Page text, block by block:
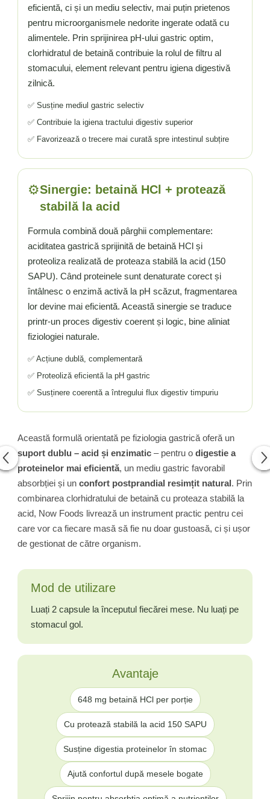
eficientă, ci și un mediu selectiv, mai puțin prietenos
pentru microorganismele nedorite ingerate odată cu
alimentele. Prin sprijinirea pH-ului gastric optim,
clorhidratul de betaină contribuie la rolul de filtru al
stomacului, element relevant pentru igiena digestivă
zilnică.
✅ Susține mediul gastric selectiv
✅ Contribuie la igiena tractului digestiv superior
✅ Favorizează o trecere mai curată spre intestinul subțire
⚙️Sinergie: betaină HCl + protează
stabilă la acid
Formula combină două pârghii complementare:
aciditatea gastrică sprijinită de betaină HCl și
proteoliza realizată de proteaza stabilă la acid (150
SAPU). Când proteinele sunt denaturate corect și
întâlnesc o enzimă activă la pH scăzut, fragmentarea
lor devine mai eficientă. Această sinergie se traduce
printr-un proces digestiv coerent și logic, bine aliniat
fiziologiei naturale.
✅ Acțiune dublă, complementară
✅ Proteoliză eficientă la pH gastric
✅ Susținere coerentă a întregului flux digestiv timpuriu
Această formulă orientată pe fiziologia gastrică oferă un
suport dublu – acid și enzimatic – pentru o digestie a
proteinelor mai eficientă, un mediu gastric favorabil
absorbției și un confort postprandial resimțit natural. Prin
combinarea clorhidratului de betaină cu proteaza stabilă la
acid, Now Foods livrează un instrument practic pentru cei
care vor ca fiecare masă să fie nu doar gustoasă, ci și ușor
de gestionat de către organism.
Mod de utilizare
Luați 2 capsule la începutul fiecărei mese. Nu luați pe
stomacul gol.
Avantaje
648 mg betaină HCl per porție
Cu protează stabilă la acid 150 SAPU
Susține digestia proteinelor în stomac
Ajută confortul după mesele bogate